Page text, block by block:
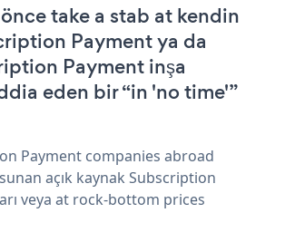
take a stab at kendin
Payment ya da
Payment inşa
eden bir “in 'no time'”
Payment companies abroad
açık kaynak Subscription
veya at rock-bottom prices